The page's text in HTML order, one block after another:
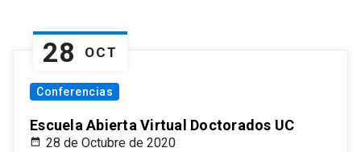
28 OCT
Conferencias
Escuela Abierta Virtual Doctorados UC
28 de Octubre de 2020